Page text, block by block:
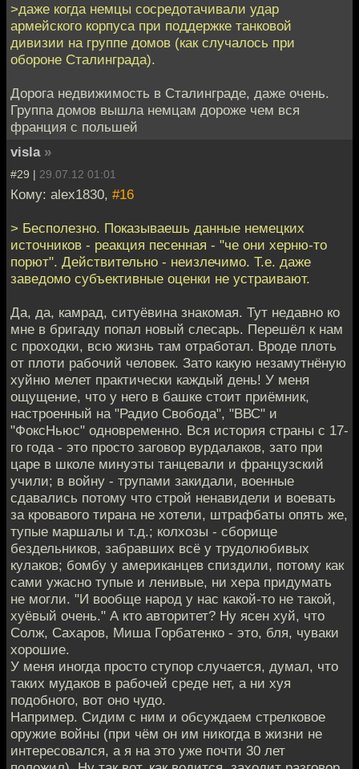
>даже когда немцы сосредотачивали удар
армейского корпуса при поддержке танковой
дивизии на группе домов (как случалось при
обороне Сталинграда).
Дорога недвижимость в Сталинграде, даже очень.
Группа домов вышла немцам дороже чем вся
франция с польшей
visla »
#29 | 29.07.12 01:01
Кому: alex1830, #16
> Бесполезно. Показываешь данные немецких
источников - реакция песенная - "че они херню-то
порют". Действительно - неизлечимо. Т.е. даже
заведомо субъективные оценки не устраивают.
Да, да, камрад, ситуёвина знакомая. Тут недавно ко
мне в бригаду попал новый слесарь. Перешёл к нам
с проходки, всю жизнь там отработал. Вроде плоть
от плоти рабочий человек. Зато какую незамутнёную
хуйню мелет практически каждый день! У меня
ощущение, что у него в башке стоит приёмник,
настроенный на "Радио Свобода", "ВВС" и
"ФоксНьюс" одновременно. Вся история страны с 17-
го года - это просто заговор вурдалаков, зато при
царе в школе минуэты танцевали и французский
учили; в войну - трупами закидали, военные
сдавались потому что строй ненавидели и воевать
за кровавого тирана не хотели, штрафбаты опять же,
тупые маршалы и т.д.; колхозы - сборище
бездельников, забравших всё у трудолюбивых
кулаков; бомбу у американцев спиздили, потому как
сами ужасно тупые и ленивые, ни хера придумать
не могли. "И вообще народ у нас какой-то не такой,
хуёвый очень." А кто авторитет? Ну ясен хуй, что
Солж, Сахаров, Миша Горбатенко - это, бля, чуваки
хорошие.
У меня иногда просто ступор случается, думал, что
таких мудаков в рабочей среде нет, а ни хуя
подобного, вот оно чудо.
Например. Сидим с ним и обсуждаем стрелковое
оружие войны (при чём он им никогда в жизни не
интересовался, а я на это уже почти 30 лет